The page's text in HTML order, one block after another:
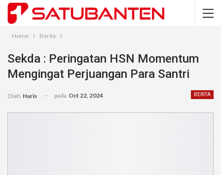
Home Berita
Sekda : Peringatan HSN Momentum
Mengingat Perjuangan Para Santri
BERITA
Oleh Haris pada Oct 22, 2024